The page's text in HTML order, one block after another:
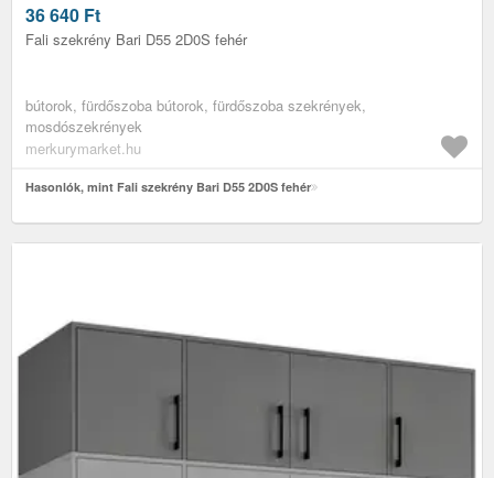
36 640 Ft
Fali szekrény Bari D55 2D0S fehér
bútorok, fürdőszoba bútorok, fürdőszoba szekrények,
mosdószekrények
merkurymarket.hu
Hasonlók, mint Fali szekrény Bari D55 2D0S fehér